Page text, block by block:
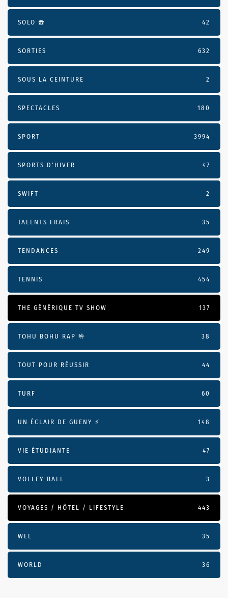
SOLO ☎️ 42
SORTIES 632
SOUS LA CEINTURE 2
SPECTACLES 180
SPORT 3994
SPORTS D'HIVER 47
SWIFT 2
TALENTS FRAIS 35
TENDANCES 249
TENNIS 454
THE GÉNÉRIQUE TV SHOW 137
TOHU BOHU RAP 🤟 38
TOUT POUR RÉUSSIR 44
TURF 60
UN ÉCLAIR DE GUENY ⚡️ 148
VIE ÉTUDIANTE 47
VOLLEY-BALL 3
VOYAGES / HÔTEL / LIFESTYLE 443
WEL 35
WORLD 36